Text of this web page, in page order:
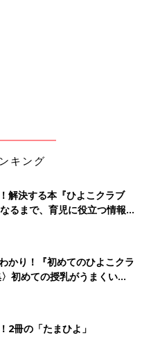
えすぎず、春の先取りにも
タイツと合わせると、より
力抜群の花柄トレー
キング
解決する本『ひよこクラブ
るまで、育児に役立つ情報が
かり！『初めてのひよこクラ
初めての授乳がうまくい
基本と夏のトラブル 解決テ
2冊の「たまひよ」